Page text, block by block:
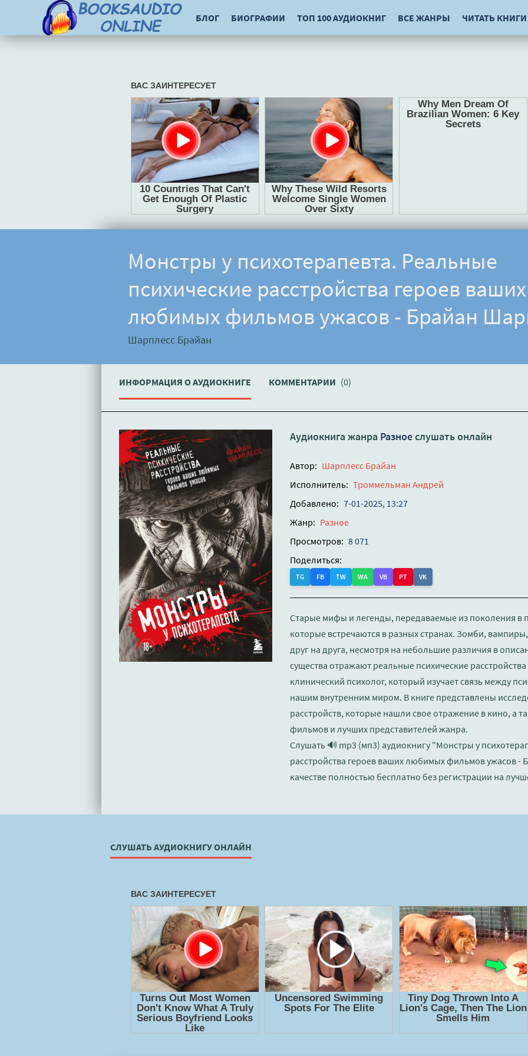
БЛОГ БИОГРАФИИ ТОП 100 АУДИОКНИГ ВСЕ ЖАНРЫ ЧИТАТЬ КНИГИ
Монстры у психотерапевта. Реальные
психические расстройства героев ваших
любимых фильмов ужасов - Брайан
Шарплесс Брайан
ИНФОРМАЦИЯ О АУДИОКНИГЕ КОММЕНТАРИИ (0)
Аудиокнига жанра Разноеслушать онлайн
Автор: Шарплесс Брайан
Исполнитель: Троммельман Андрей
Добавлено: 7-01-2025, 13:27
Жанр: Разное
Просмотров: 8 071
Поделиться:
TG FB TW WA VB PT VK
Старые мифы и легенды, передаваемые из поколения в
которые встречаются в разных странах. Зомби,
друг на друга, несмотря на небольшие различия в
существа отражают реальные психические
клинический психолог, который изучает связь между
нашим внутренним миром. В книге представлены
расстройств, которые нашли свое отражение в кино, а
фильмов и лучших представителей жанра.
Слушать 🔊 mp3 (мп3) аудиокнигу "Монстры у
расстройства героев ваших любимых фильмов ужасов
качестве полностью бесплатно без регистрации на
СЛУШАТЬ АУДИОКНИГУ ОНЛАЙН